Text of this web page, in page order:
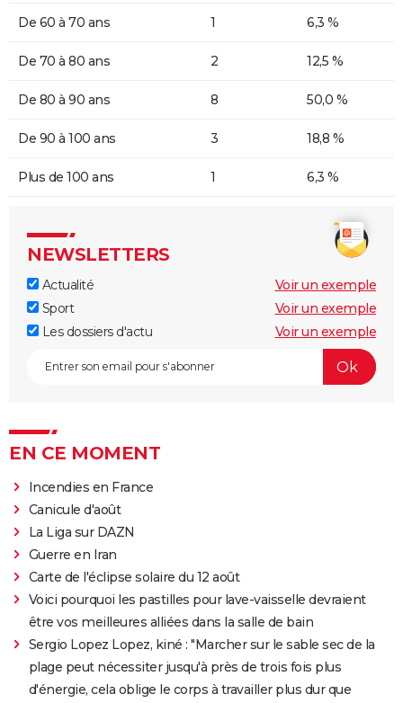
De 60 à 70 ans 1 6,3 %
De 70 à 80 ans 2 12,5 %
De 80 à 90 ans 8 50,0 %
De 90 à 100 ans 3 18,8 %
Plus de 100 ans 1 6,3 %
NEWSLETTERS
Actualité
Voir un exemple
Sport
Voir un exemple
Les dossiers d'actu
Voir un exemple
EN CE MOMENT
Incendies en France
Canicule d'août
La Liga sur DAZN
Guerre en Iran
Carte de l'éclipse solaire du 12 août
Voici pourquoi les pastilles pour lave-vaisselle devraient
être vos meilleures alliées dans la salle de bain
Sergio Lopez Lopez, kiné : "Marcher sur le sable sec de la
plage peut nécessiter jusqu'à près de trois fois plus
d'énergie, cela oblige le corps à travailler plus dur que